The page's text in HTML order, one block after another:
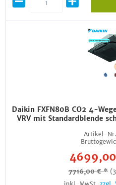
Daikin FXFN80B CO2 4-
VRV mit Standardblende
Artikel-
7716,00 € *